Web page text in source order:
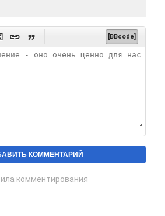
  [BBcode]
комментирования